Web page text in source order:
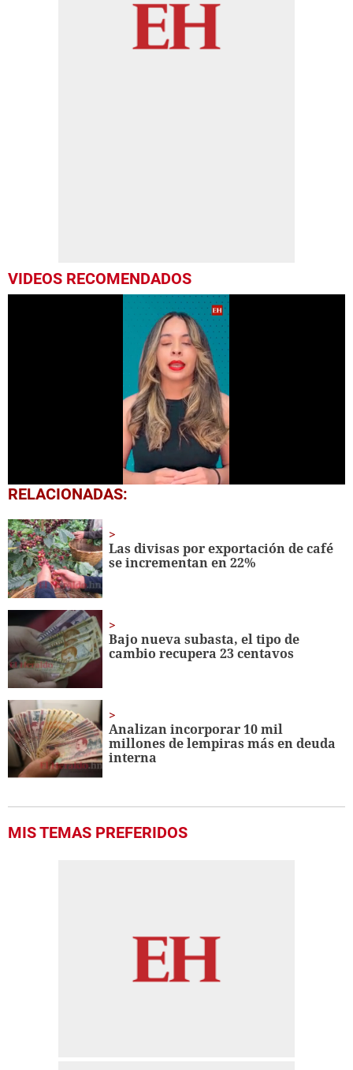
VIDEOS RECOMENDADOS
0
seconds
50
seconds
RELACIONADAS:
Las divisas por exportación de café
se incrementan en 22%
Bajo nueva subasta, el tipo de
cambio recupera 23 centavos
Analizan incorporar 10 mil
millones de lempiras más en deuda
interna
MIS TEMAS PREFERIDOS